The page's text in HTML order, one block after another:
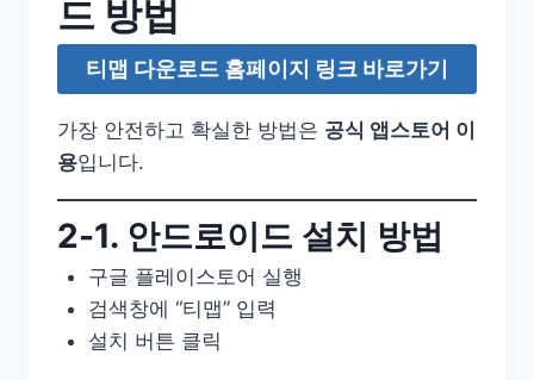
드 방법
티맵 다운로드 홈페이지 링크 바로가기
가장 안전하고 확실한 방법은 공식 앱스토어 이
용입니다.
2-1. 안드로이드 설치 방법
구글 플레이스토어 실행
검색창에 “티맵” 입력
설치 버튼 클릭